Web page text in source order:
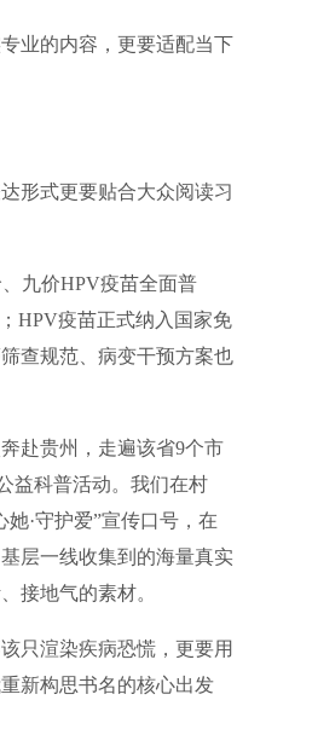
业的内容，更要适配当下
形式更要贴合大众阅读习
九价HPV疫苗全面普
HPV疫苗正式纳入国家免
查规范、病变干预方案也
赴贵州，走遍该省9个市
益科普活动。我们在村
·守护爱”宣传口号，在
层一线收集到的海量真实
接地气的素材。
只渲染疾病恐慌，更要用
新构思书名的核心出发